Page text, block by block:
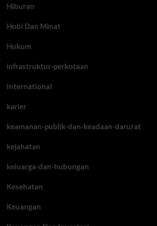
Hiburan
Hobi Dan Minat
Hukum
infrastruktur-perkotaan
International
karier
keamanan-publik-dan-keadaan-darurat
kejahatan
keluarga-dan-hubungan
Kesehatan
Keuangan